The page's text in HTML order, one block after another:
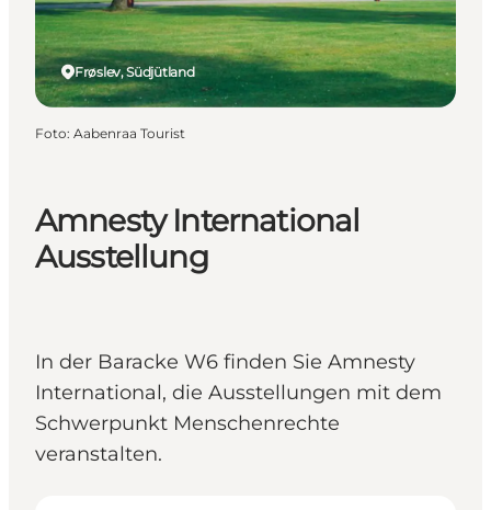
Amnesty International
Ausstellung
In der Baracke W6 finden Sie Amnesty
International, die Ausstellungen mit dem
Schwerpunkt Menschenrechte
veranstalten.
Frøslev, Südjütland
Foto: Aabenraa Tourist